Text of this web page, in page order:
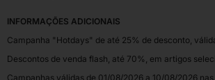
INFORMAÇÕES ADICIONAIS
Campanha "Hotdays" de até 25% de desconto,
Descontos de venda flash, até 70%, em artigos
Campanhas válidas de 01/08/2026 a 10/08/2026